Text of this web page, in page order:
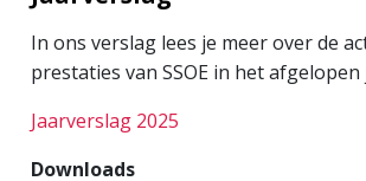
In ons verslag lees je meer over de
prestaties van SSOE in het afgelopen
Jaarverslag 2025
Downloads